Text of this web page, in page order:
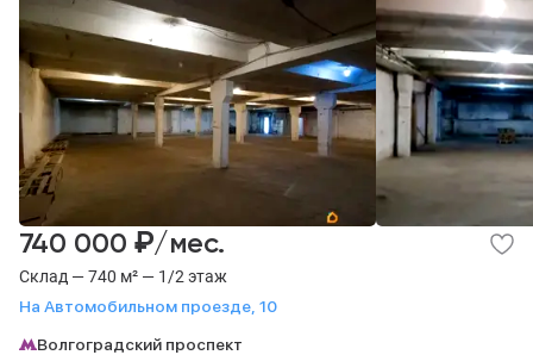
Склад — 740 м² — 1/2 этаж
На Автомобильном проезде, 10
740 000 ₽/мес.
Волгоградский проспект